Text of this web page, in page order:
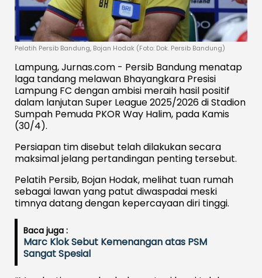
Pelatih Persib Bandung, Bojan Hodak (Foto: Dok. Persib Bandung)
Lampung, Jurnas.com - Persib Bandung menatap
laga tandang melawan Bhayangkara Presisi
Lampung FC dengan ambisi meraih hasil positif
dalam lanjutan Super League 2025/2026 di Stadion
Sumpah Pemuda PKOR Way Halim, pada Kamis
(30/4).
Persiapan tim disebut telah dilakukan secara
maksimal jelang pertandingan penting tersebut.
Pelatih Persib, Bojan Hodak, melihat tuan rumah
sebagai lawan yang patut diwaspadai meski
timnya datang dengan kepercayaan diri tinggi.
Baca juga :
Marc Klok Sebut Kemenangan atas PSM
Sangat Spesial